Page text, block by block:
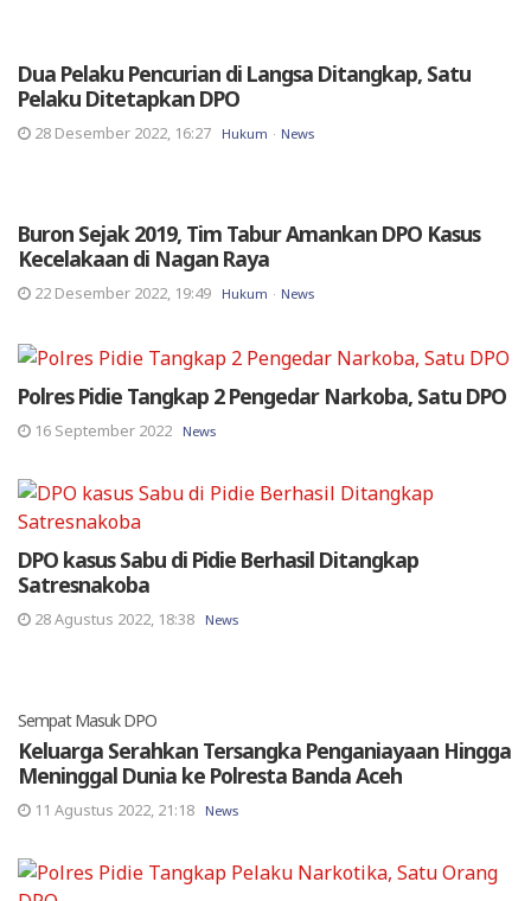
Dua Pelaku Pencurian di Langsa Ditangkap, Satu
Pelaku Ditetapkan DPO
28 Desember 2022, 16:27 Hukum News
Buron Sejak 2019, Tim Tabur Amankan DPO Kasus
Kecelakaan di Nagan Raya
22 Desember 2022, 19:49 Hukum News
Polres Pidie Tangkap 2 Pengedar Narkoba, Satu DPO
16 September 2022 News
DPO kasus Sabu di Pidie Berhasil Ditangkap
Satresnakoba
28 Agustus 2022, 18:38 News
Sempat Masuk DPO
Keluarga Serahkan Tersangka Penganiayaan Hingga
Meninggal Dunia ke Polresta Banda Aceh
11 Agustus 2022, 21:18 News